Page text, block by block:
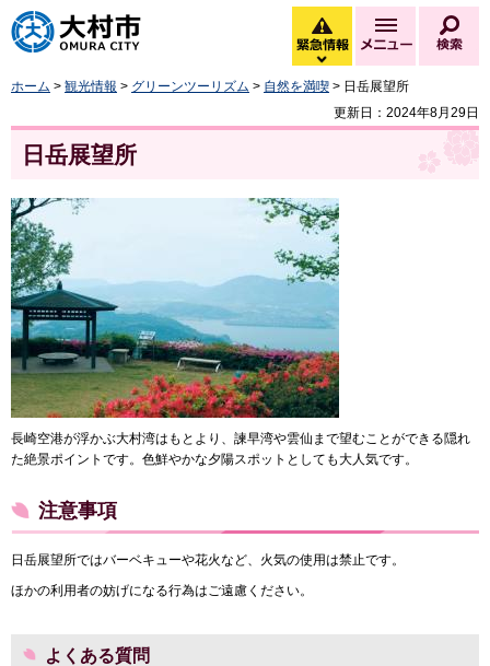
大村市
緊急情報
緊急情報を開く
メニュー
ホーム > 観光情報 > グリーンツーリズム > 自然を満喫 > 日岳展望所
更新日：2024年8月29日
日岳展望所
長崎空港が浮かぶ大村湾はもとより、諫早湾や雲仙まで望むことができる隠れ
た絶景ポイントです。色鮮やかな夕陽スポットとしても大人気です。
注意事項
日岳展望所ではバーベキューや花火など、火気の使用は禁止です。
ほかの利用者の妨げになる行為はご遠慮ください。
よくある質問